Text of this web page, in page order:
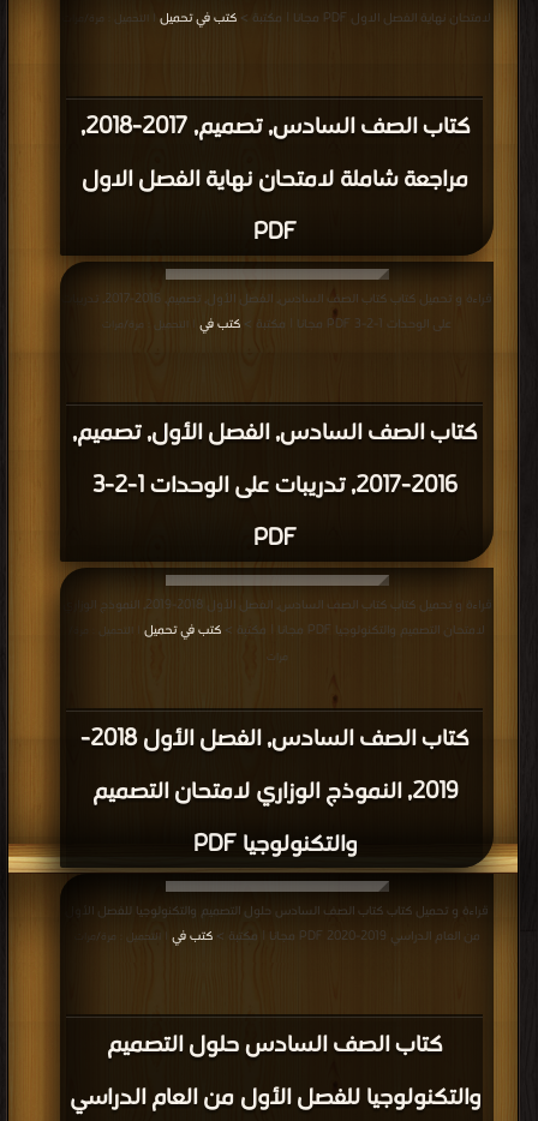
كتاب الصف السادس, تصميم, 2017-2018,
مراجعة شاملة لامتحان نهاية الفصل الاول
PDF
لامتحان نهاية الفصل الاول PDF مجانا | مكتبة >
كتب في تحميل | التحميل : مرة/مرات
كتاب الصف السادس, الفصل الأول, تصميم,
2016-2017, تدريبات على الوحدات 1-2-3
PDF
قراءة و تحميل كتاب كتاب الصف السادس, الفصل الأول, تصميم, 2016-2017, تدريبات
على الوحدات 1-2-3 PDF مجانا | مكتبة >
كتب في | التحميل : مرة/مرات
كتاب الصف السادس, الفصل الأول 2018-
2019, النموذج الوزاري لامتحان التصميم
والتكنولوجيا PDF
قراءة و تحميل كتاب كتاب الصف السادس, الفصل الأول 2018-2019, النموذج الوزاري
لامتحان التصميم والتكنولوجيا PDF مجانا | مكتبة >
كتب في تحميل
| التحميل : مرة/
مرات
كتاب الصف السادس حلول التصميم
والتكنولوجيا للفصل الأول من العام الدراسي
قراءة و تحميل كتاب كتاب الصف السادس حلول التصميم والتكنولوجيا للفصل الأول
من العام الدراسي 2019-2020 PDF مجانا | مكتبة >
كتب في | التحميل : مرة/مرات